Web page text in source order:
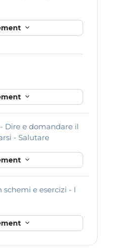
Dire e domandare il
- SalutareContenu
schemi e esercizi - I